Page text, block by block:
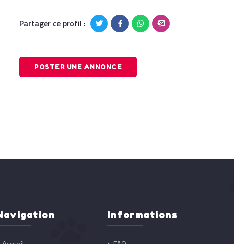
Partager ce profil :
POSTER UNE ANNONCE
Informations